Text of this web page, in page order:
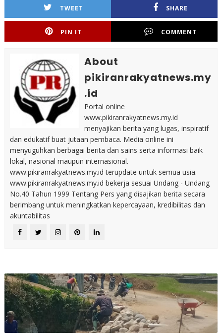
TWEET SHARE
PIN IT COMMENT
About
pikiranrakyatnews.my
.id
Portal online
www.pikiranrakyatnews.my.id
menyajikan berita yang lugas, inspiratif
dan edukatif buat jutaan pembaca. Media online ini
menyuguhkan berbagai berita dan sains serta informasi baik
lokal, nasional maupun internasional.
www.pikiranrakyatnews.my.id terupdate untuk semua usia.
www.pikiranrakyatnews.my.id bekerja sesuai Undang - Undang
No.40 Tahun 1999 Tentang Pers yang disajikan berita secara
berimbang untuk meningkatkan kepercayaan, kredibilitas dan
akuntabilitas